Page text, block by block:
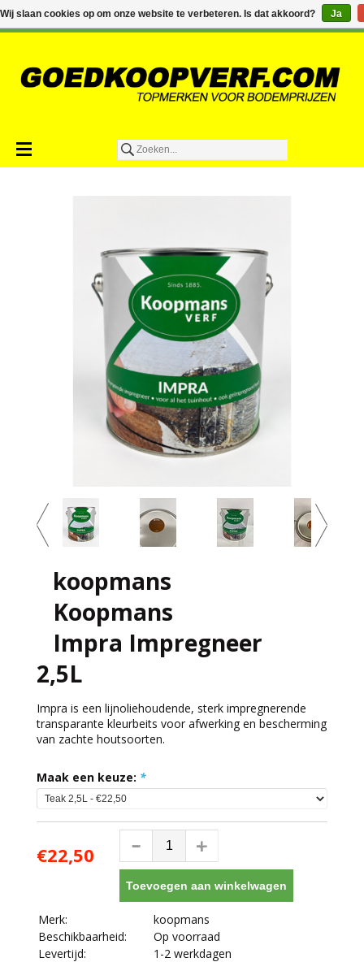
€0,00
koopmans
Koopmans
Impra Impregneer
2,5L
Impra is een lijnoliehoudende, sterk impregnerende
transparante kleurbeits voor afwerking en bescherming
van zachte houtsoorten.
Maak een keuze: *
€22,50
Toevoegen aan winkelwagen
Toevoegen aan winkelwagen
Merk:
koopmans
Beschikbaarheid:
Op voorraad
Levertijd:
1-2 werkdagen
Wij slaan cookies op om onze website te verbeteren. Is dat akkoord? Ja